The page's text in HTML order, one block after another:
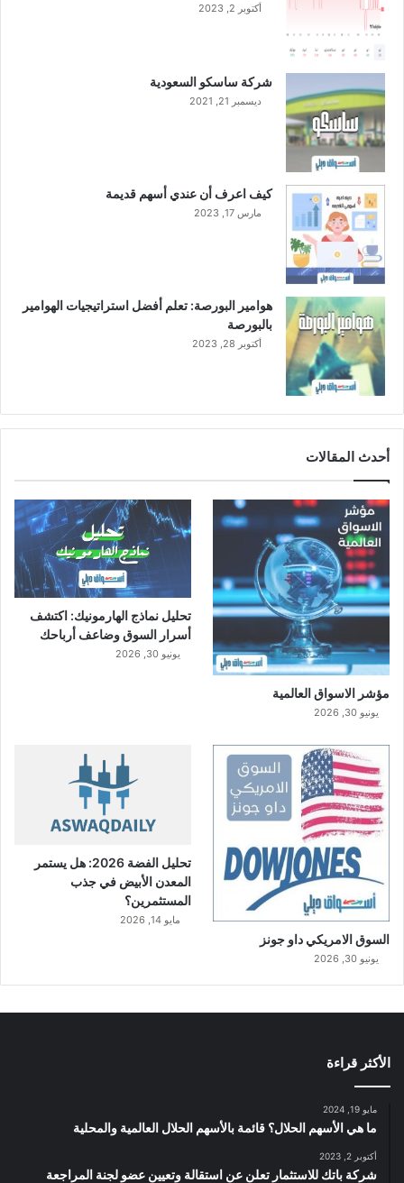
أكتوبر 2, 2023
شركة ساسكو السعودية
ديسمبر 21, 2021
كيف اعرف أن عندي أسهم قديمة
مارس 17, 2023
هوامير البورصة: تعلم أفضل استراتيجيات الهوامير
بالبورصة
أكتوبر 28, 2023
أحدث المقالات
مؤشر الاسواق العالمية
يونيو 30, 2026
تحليل نماذج الهارمونيك: اكتشف
أسرار السوق وضاعف أرباحك
يونيو 30, 2026
السوق الامريكي داو جونز
يونيو 30, 2026
تحليل الفضة 2026: هل يستمر
المعدن الأبيض في جذب
المستثمرين؟
مايو 14, 2026
الأكثر قراءة
مايو 19, 2024
ما هي الأسهم الحلال؟ قائمة بالأسهم الحلال العالمية والمحلية
أكتوبر 2, 2023
شركة باتك للاستثمار تعلن عن استقالة وتعيين عضو لجنة المراجعة